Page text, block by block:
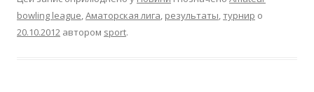
bowling league,Аматорская лига, результаты,турнир о
20.10.2012 автором sport.